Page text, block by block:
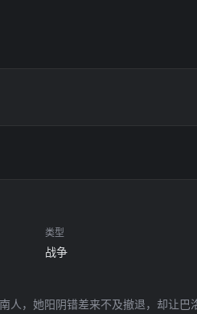
类型
战争
，她阳阴错差来不及撤退，却让